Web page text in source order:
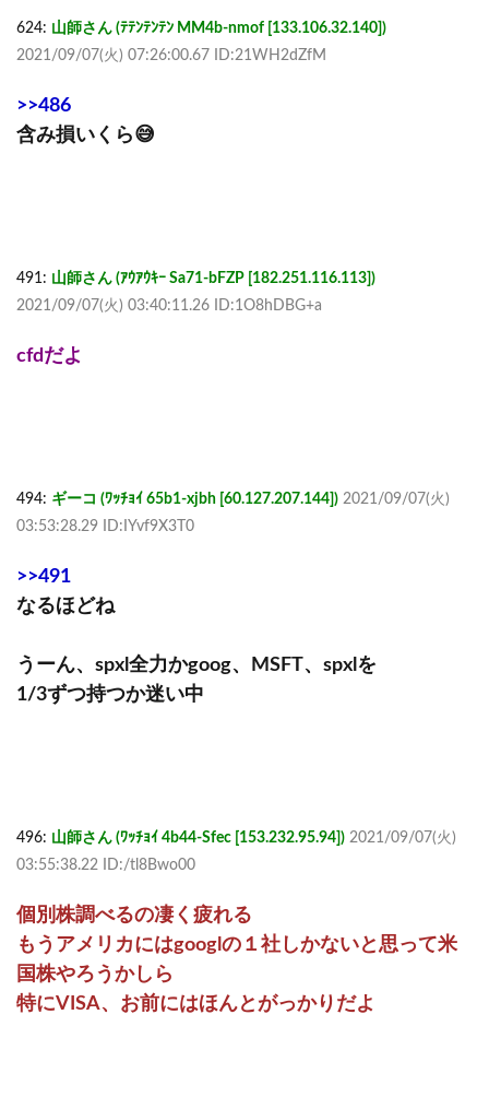
624: 山師さん (ﾃﾃﾝﾃﾝﾃﾝ MM4b-nmof [133.106.32.140])
2021/09/07(火) 07:26:00.67 ID:21WH2dZfM
>>486
含み損いくら😅
491: 山師さん (ｱｳｱｳｷｰ Sa71-bFZP [182.251.116.113])
2021/09/07(火) 03:40:11.26 ID:1O8hDBG+a
cfdだよ
494: ギーコ (ﾜｯﾁｮｲ 65b1-xjbh [60.127.207.144]) 2021/09/07(火)
03:53:28.29 ID:IYvf9X3T0
>>491
なるほどね
うーん、spxl全力かgoog、MSFT、spxlを
1/3ずつ持つか迷い中
496: 山師さん (ﾜｯﾁｮｲ 4b44-Sfec [153.232.95.94]) 2021/09/07(火)
03:55:38.22 ID:/tl8Bwo00
個別株調べるの凄く疲れる
もうアメリカにはgooglの１社しかないと思って米
国株やろうかしら
特にVISA、お前にはほんとがっかりだよ